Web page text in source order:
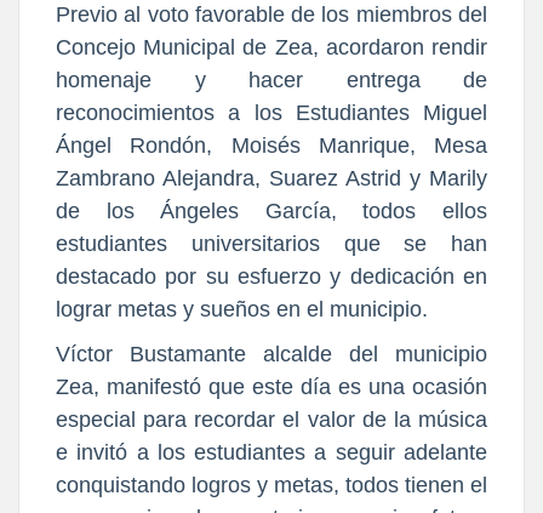
Previo al voto favorable de los miembros del
Concejo Municipal de Zea, acordaron rendir
homenaje y hacer entrega de
reconocimientos a los Estudiantes Miguel
Ángel Rondón, Moisés Manrique, Mesa
Zambrano Alejandra, Suarez Astrid y Marily
de los Ángeles García, todos ellos
estudiantes universitarios que se han
destacado por su esfuerzo y dedicación en
lograr metas y sueños en el municipio.
Víctor Bustamante alcalde del municipio
Zea, manifestó que este día es una ocasión
especial para recordar el valor de la música
e invitó a los estudiantes a seguir adelante
conquistando logros y metas, todos tienen el